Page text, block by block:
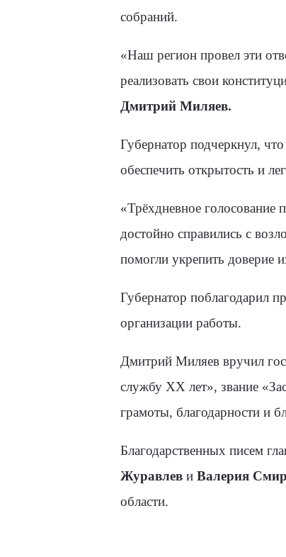
собраний.
«Наш регион провел эти
реализовать свои
Дмитрий Миляев.
Губернатор подчеркнул,
обеспечить открытость и
«Трёхдневное голосование
достойно справились с
помогли укрепить доверие
Губернатор поблагодарил
организации работы.
Дмитрий Миляев вручил
службу XX лет», звание
грамоты, благодарности и
Благодарственных писем
Журавлеви Валерия
области.